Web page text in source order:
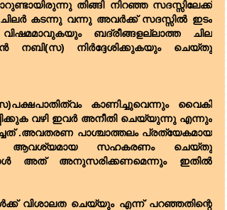
തിങ്ങി നിറഞ്ഞ സദസ്സിലേക്ക്
കടന്നു വന്നു അവർക്ക് സദസ്സിൽ ഇടം
ബദ്‌രീങ്ങളല്ലാത്ത ചില
നബി(സ) നിർദ്ദേശിക്കുകയും ചെയ്തു
കാണിച്ചുവെന്നും വൈകി
വഴി ഇവർ അനീതി ചെയ്യുന്നു എന്നും
.അവതരണ പാശ്ചാത്തലം പ്രത്യേകമായ
ആവശ്യമായ സഹകരണം ചെയ്തു
അത് അനുസരിക്കണമെന്നും ഇതിൽ
വിശാലത ചെയ്യും എന്ന് പറഞ്ഞതിന്റെ